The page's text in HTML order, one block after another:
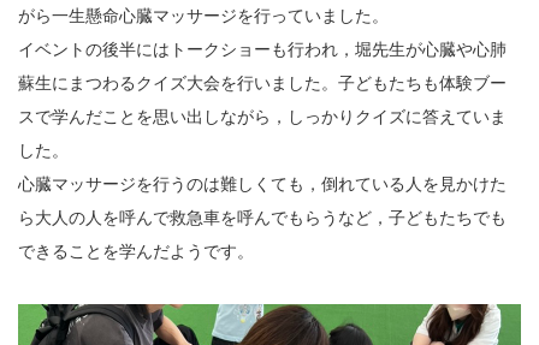
がら一生懸命心臓マッサージを行っていました。
イベントの後半にはトークショーも行われ，堀先生が心臓や心肺
蘇生にまつわるクイズ大会を行いました。子どもたちも体験ブー
スで学んだことを思い出しながら，しっかりクイズに答えていま
した。
心臓マッサージを行うのは難しくても，倒れている人を見かけた
ら大人の人を呼んで救急車を呼んでもらうなど，子どもたちでも
できることを学んだようです。